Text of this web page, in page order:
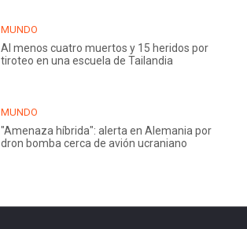
MUNDO
Al menos cuatro muertos y 15 heridos por
tiroteo en una escuela de Tailandia
MUNDO
"Amenaza híbrida": alerta en Alemania por
dron bomba cerca de avión ucraniano